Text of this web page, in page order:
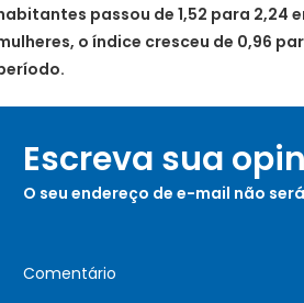
passou de 1,52 para 2,24
o índice cresceu de 0,96
Escreva sua
O seu endereço de e-mail não
Comentário